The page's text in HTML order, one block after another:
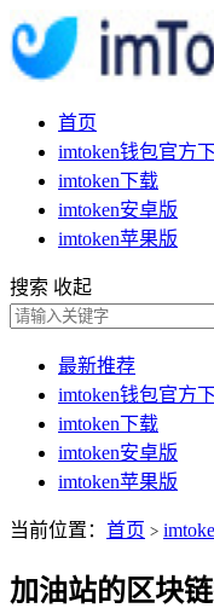
首页
imtoken钱包官方
imtoken下载
imtoken安卓版
imtoken苹果版
搜索 收起
最新推荐
imtoken钱包官方
imtoken下载
imtoken安卓版
imtoken苹果版
当前位置： 首页 >
加油站的区块